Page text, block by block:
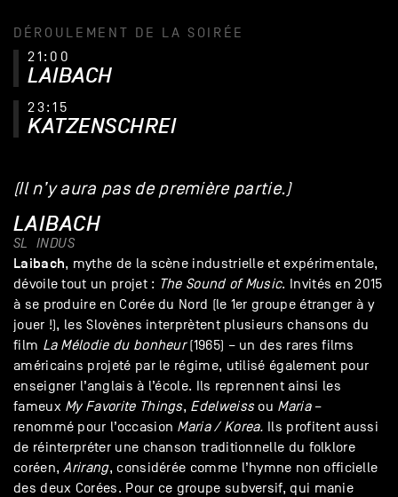
DÉROULEMENT DE LA SOIRÉE
21:00
LAIBACH
23:15
KATZENSCHREI
(Il n’y aura pas de première partie.)
LAIBACH
SL INDUS
Laibach, mythe de la scène industrielle et expérimentale,
dévoile tout un projet : The Sound of Music. Invités en 2015
à se produire en Corée du Nord (le 1er groupe étranger à y
jouer !), les Slovènes interprètent plusieurs chansons du
film La Mélodie du bonheur(1965) – un des rares films
américains projeté par le régime, utilisé également pour
enseigner l’anglais à l’école. Ils reprennent ainsi les
fameux My Favorite Things, Edelweissou Maria–
renommé pour l’occasion Maria / Korea. Ils profitent aussi
de réinterpréter une chanson traditionnelle du folklore
coréen,Arirang, considérée comme l’hymne non officielle
des deux Corées. Pour ce groupe subversif, qui manie